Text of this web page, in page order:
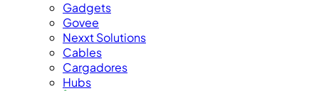
Gadgets
Govee
Nexxt Solutions
Cables
Cargadores
Hubs